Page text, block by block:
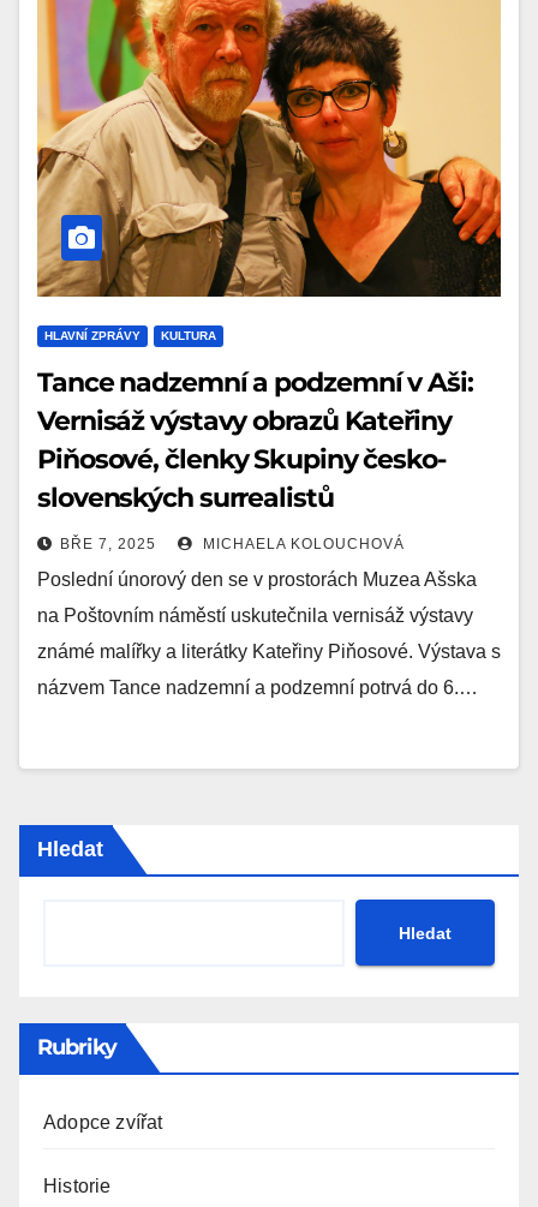
HLAVNÍ ZPRÁVY KULTURA
Tance nadzemní a podzemní v Aši:
Vernisáž výstavy obrazů Kateřiny
Piňosové, členky Skupiny česko-
slovenských surrealistů
BŘE 7, 2025 MICHAELA KOLOUCHOVÁ
Poslední únorový den se v prostorách Muzea Ašska
na Poštovním náměstí uskutečnila vernisáž výstavy
známé malířky a literátky Kateřiny Piňosové. Výstava s
názvem Tance nadzemní a podzemní potrvá do 6.…
Hledat
Hledat
Rubriky
Adopce zvířat
Historie